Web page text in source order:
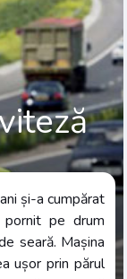
și-a cumpărat
pe drum
seară. Mașina
ușor prin părul